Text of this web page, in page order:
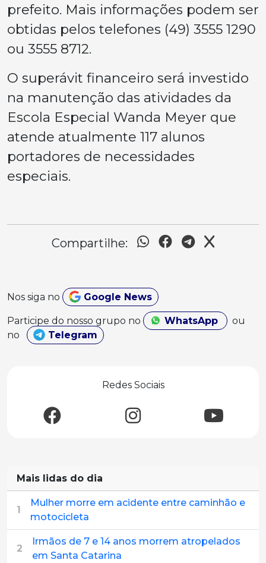
prefeito. Mais informações podem ser
obtidas pelos telefones (49) 3555 1290
ou 3555 8712.
O superávit financeiro será investido
na manutenção das atividades da
Escola Especial Wanda Meyer que
atende atualmente 117 alunos
portadores de necessidades
especiais.
Compartilhe:
Nos siga no Google News
Participe do nosso grupo no WhatsApp
ou
no
Telegram
Redes Sociais
Mais lidas do dia
1
Mulher morre em acidente entre caminhão e
motocicleta
2
Irmãos de 7 e 14 anos morrem atropelados
em Santa Catarina